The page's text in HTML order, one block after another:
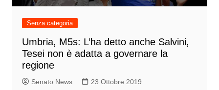
Senza categoria
Umbria, M5s: L’ha detto anche Salvini,
Tesei non è adatta a governare la
regione
Senato News 23 Ottobre 2019